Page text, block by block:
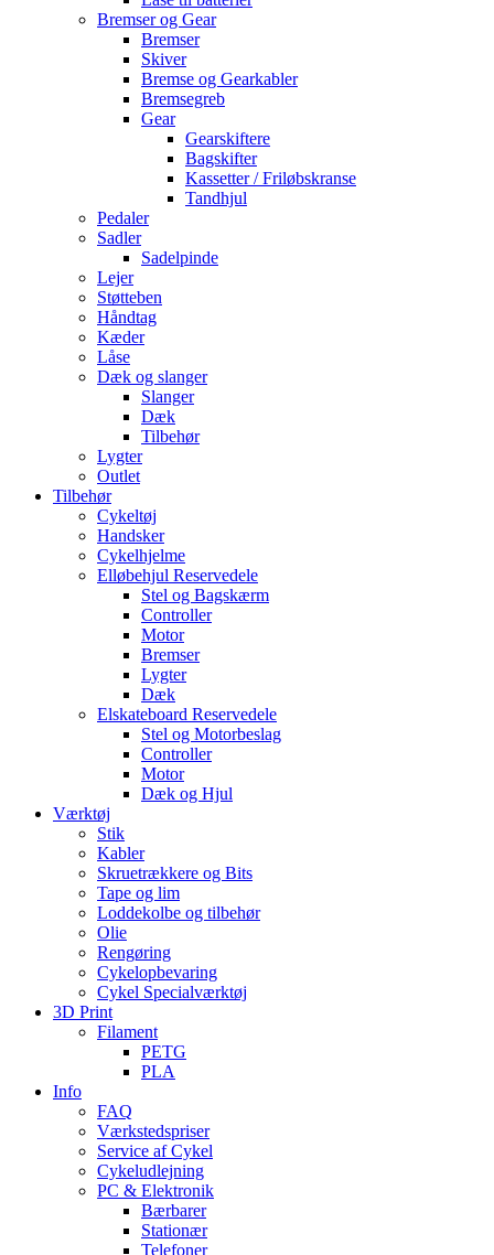
Bremser og Gear
Bremser
Skiver
Bremse og Gearkabler
Bremsegreb
Gear
Gearskiftere
Bagskifter
Kassetter / Friløbskranse
Tandhjul
Pedaler
Sadler
Sadelpinde
Lejer
Støtteben
Håndtag
Kæder
Låse
Dæk og slanger
Slanger
Dæk
Tilbehør
Lygter
Outlet
Tilbehør
Cykeltøj
Handsker
Cykelhjelme
Elløbehjul Reservedele
Stel og Bagskærm
Controller
Motor
Bremser
Lygter
Dæk
Elskateboard Reservedele
Stel og Motorbeslag
Controller
Motor
Dæk og Hjul
Værktøj
Stik
Kabler
Skruetrækkere og Bits
Tape og lim
Loddekolbe og tilbehør
Olie
Rengøring
Cykelopbevaring
Cykel Specialværktøj
3D Print
Filament
PETG
PLA
Info
FAQ
Værkstedspriser
Service af Cykel
Cykeludlejning
PC & Elektronik
Bærbarer
Stationær
Telefoner